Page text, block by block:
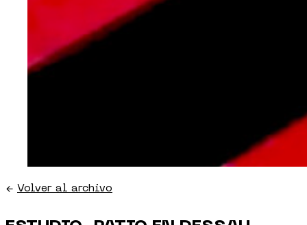
← Volver al archivo